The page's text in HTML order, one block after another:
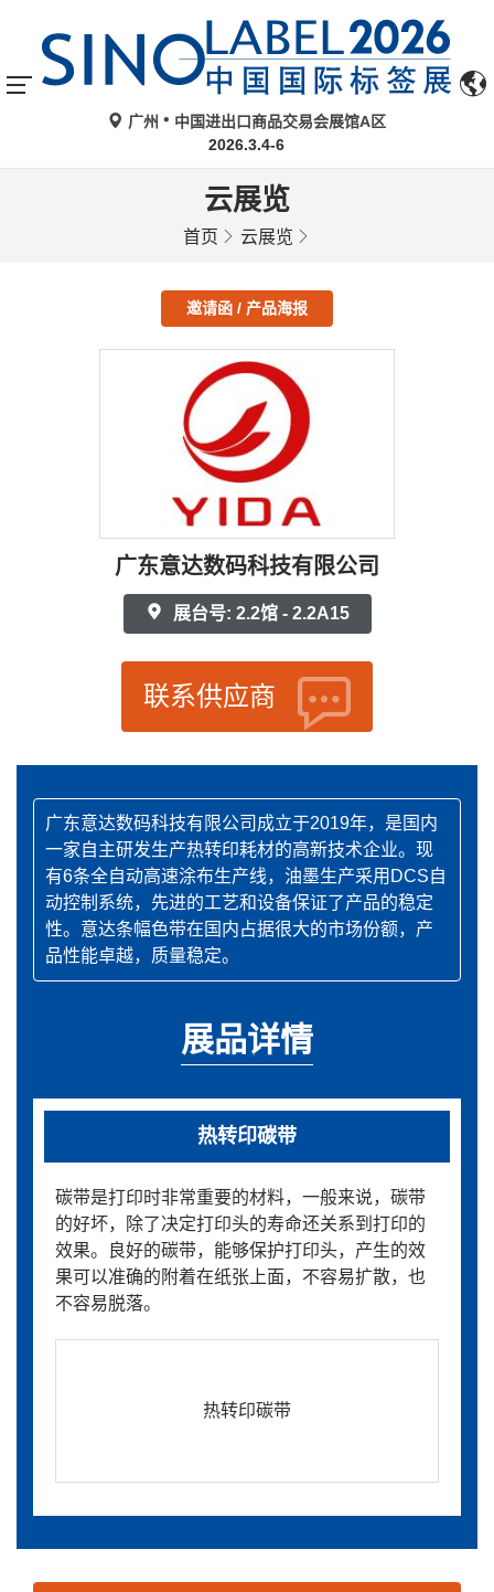
广州
中国进出口商品交易会展馆A区
2026.3.4-6
云展览
首页 云展览
邀请函 / 产品海报
广东意达数码科技有限公司
展台号: 2.2馆 - 2.2A15
联系供应商
广东意达数码科技有限公司成立于2019年，是国内
一家自主研发生产热转印耗材的高新技术企业。现
有6条全自动高速涂布生产线，油墨生产采用DCS自
动控制系统，先进的工艺和设备保证了产品的稳定
性。意达条幅色带在国内占据很大的市场份额，产
品性能卓越，质量稳定。
展品详情
热转印碳带
碳带是打印时非常重要的材料，一般来说，碳带
的好坏，除了决定打印头的寿命还关系到打印的
效果。良好的碳带，能够保护打印头，产生的效
果可以准确的附着在纸张上面，不容易扩散，也
不容易脱落。
热转印碳带